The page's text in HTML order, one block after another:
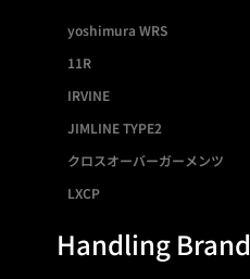
yoshimura WRS
11R
IRVINE
JIMLINE TYPE2
クロスオーバーガーメンツ
LXCP
Handling Brand